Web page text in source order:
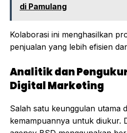
di Pamulang
Kolaborasi ini menghasilkan
penjualan yang lebih efisien
Analitik dan
Digital Marketing
Salah satu keunggulan utama
kemampuannya untuk diukur.